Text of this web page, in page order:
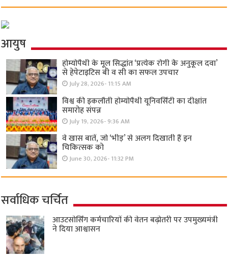
आयुष
होम्योपैथी के मूल सिद्धांत ‘प्रत्येक रोगी केे अनुकूल दवा’
से हेपेटाइटिस बी व सी का सफल उपचार
July 28, 2026- 11:15 AM
विश्व की इकलौती होम्योपैथी यूनिवर्सिटी का दीक्षांत
समारोह संपन्न
July 19, 2026- 9:36 AM
वे खास बातें, जो ‘भीड़’ से अलग दिखाती हैं इन
चिकित्सक को
June 30, 2026- 11:32 PM
सर्वाधिक चर्चित
आउटसोर्सिंग कर्मचारियों की वेतन बढ़ोतरी पर उपमुख्यमंत्री
ने दिया आश्वासन